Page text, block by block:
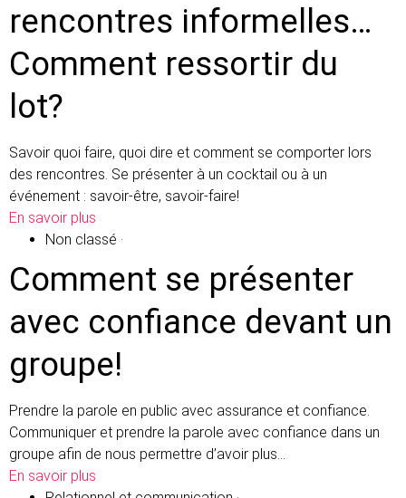
rencontres informelles…
Comment ressortir du
lot?
Savoir quoi faire, quoi dire et comment se comporter lors
des rencontres. Se présenter à un cocktail ou à un
événement : savoir-être, savoir-faire!
En savoir plus
Non classé ·
Comment se présenter
avec confiance devant un
groupe!
Prendre la parole en public avec assurance et confiance.
Communiquer et prendre la parole avec confiance dans un
groupe afin de nous permettre d’avoir plus…
En savoir plus